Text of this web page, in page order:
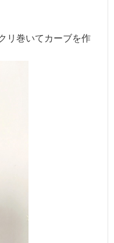
リ巻いてカーブを作